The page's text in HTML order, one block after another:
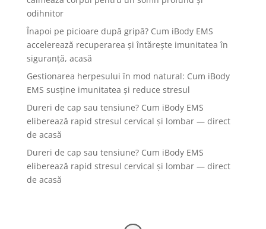
odihnitor
Înapoi pe picioare după gripă? Cum iBody EMS
accelerează recuperarea și întărește imunitatea în
siguranță, acasă
Gestionarea herpesului în mod natural: Cum iBody
EMS susține imunitatea și reduce stresul
Dureri de cap sau tensiune? Cum iBody EMS
eliberează rapid stresul cervical și lombar — direct
de acasă
Dureri de cap sau tensiune? Cum iBody EMS
eliberează rapid stresul cervical și lombar — direct
de acasă